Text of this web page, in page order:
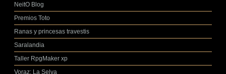
NeitO Blog
Premios Toto
Ranas y princesas travestis
Saralandia
Taller RpgMaker xp
Voraz: La Selva